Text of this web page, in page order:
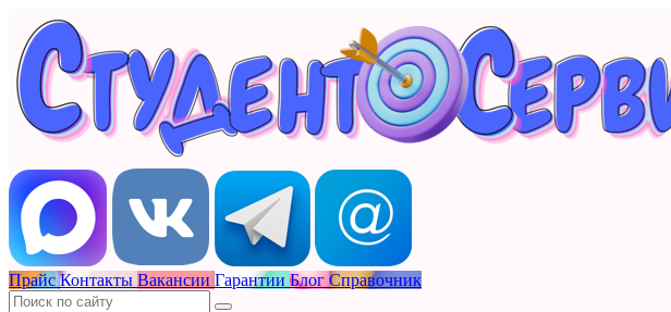
Прайс Контакты Вакансии Гарантии Блог Справочник